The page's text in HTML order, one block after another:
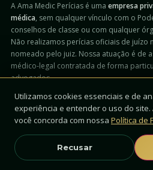
A Ama Medic Perícias é uma empresa
médica, sem qualquer vínculo com o
conselhos de classe ou com qualquer
Não realizamos perícias oficiais de juízo
nomeado pelo juiz. Nossa atuação é de
médico-legal contratada de forma
advogados.
© 2026 Ama Medic Perícias · Todos os
Em conformidade com a Resolução CFM
Desenvolvido porXDobro
Utilizamos cookies essenciais e de
experiência e entender o uso do
você concorda com nossa Política de
Recusar